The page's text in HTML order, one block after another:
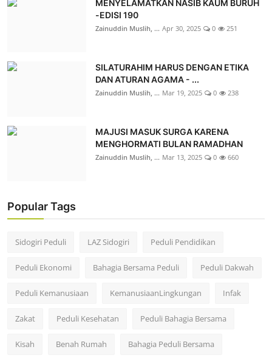
MENYELAMATKAN NASIB KAUM BURUH
-EDISI 190
Zainuddin Muslih, ... Apr 30, 2025 0 251
SILATURAHIM HARUS DENGAN ETIKA
DAN ATURAN AGAMA - ...
Zainuddin Muslih, ... Mar 19, 2025 0 238
MAJUSI MASUK SURGA KARENA
MENGHORMATI BULAN RAMADHAN
Zainuddin Muslih, ... Mar 13, 2025 0 660
Popular Tags
Sidogiri Peduli LAZ Sidogiri Peduli Pendidikan
Peduli Ekonomi Bahagia Bersama Peduli Peduli Dakwah
Peduli Kemanusiaan KemanusiaanLingkungan Infak
Zakat Peduli Kesehatan Peduli Bahagia Bersama
Kisah Benah Rumah Bahagia Peduli Bersama